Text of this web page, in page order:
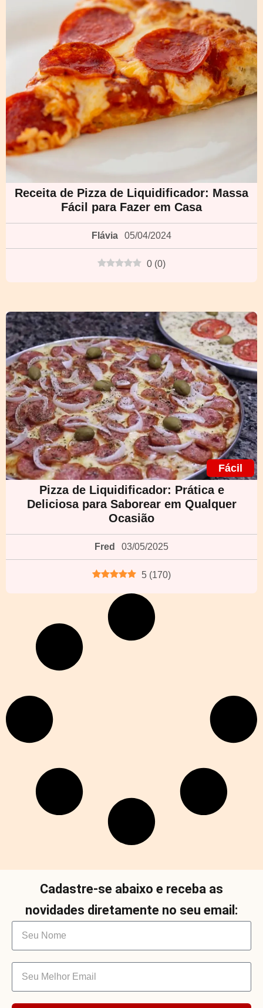
Receita de Pizza de Liquidificador: Massa
Fácil para Fazer em Casa
Flávia 05/04/2024
0 (0)
Fácil
Pizza de Liquidificador: Prática e
Deliciosa para Saborear em Qualquer
Ocasião
Fred 03/05/2025
5 (170)
Cadastre-se abaixo e receba as
novidades diretamente no seu email: